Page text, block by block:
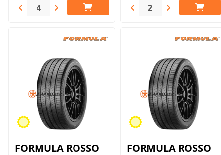
FORMULA ROSSO FORMULA ROSSO